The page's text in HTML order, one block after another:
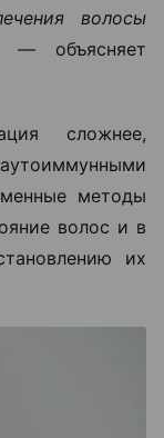
волосы
—объясняет
сложнее,
методы
волос и в
их